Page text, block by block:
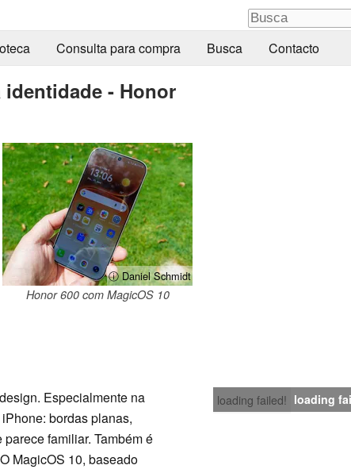
Consulta para compra Busca Contacto
- Honor
ⓘ Daniel Schmidt
Honor 600 com MagicOS 10
loading failed! loading
Especialmente na
bordas planas,
familiar. Também é
MagicOS 10, baseado